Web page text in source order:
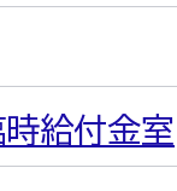
給付金室